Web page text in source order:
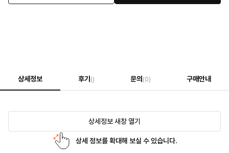
상세정보 후기 () 문의 (0) 구매안내
상세정보 새창 열기
상세 정보를 확대해 보실 수 있습니다.